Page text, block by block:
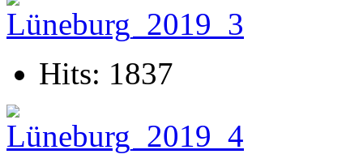
Hits: 1837